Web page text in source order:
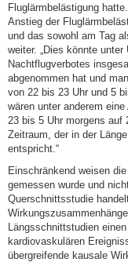
Fluglärmbelästigung
Anstieg der
und das sowohl am Tag
weiter. „Dies könnte
Nachtflugverbotes
abgenommen hat und
von 22 bis 23 Uhr und 5
wären unter anderem
23 bis 5 Uhr morgens auf
Zeitraum, der in der
entspricht.“
Einschränkend weisen
gemessen wurde und
Querschnittsstudie
Längsschnittstudien
kardiovaskulären
übergreifende kausale